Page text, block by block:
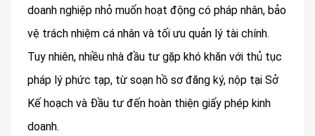
doanh nghiệp nhỏ muốn hoạt động có pháp nhân, bảo
vệ trách nhiệm cá nhân và tối ưu quản lý tài chính.
Tuy nhiên, nhiều nhà đầu tư gặp khó khăn với thủ tục
pháp lý phức tạp, từ soạn hồ sơ đăng ký, nộp tại Sở
Kế hoạch và Đầu tư đến hoàn thiện giấy phép kinh
doanh.